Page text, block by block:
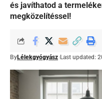
és javíthatod a
megközelítéssel!
ByLélekgyógyász Last updated: